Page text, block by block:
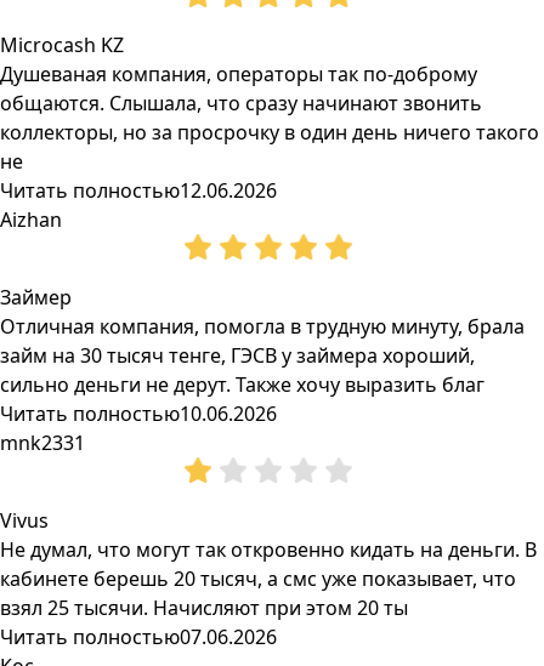
Microcash KZ
Душеваная компания, операторы так по-доброму
общаются. Слышала, что сразу начинают звонить
коллекторы, но за просрочку в один день ничего такого
не
Читать полностью12.06.2026
Aizhan
Займер
Отличная компания, помогла в трудную минуту, брала
займ на 30 тысяч тенге, ГЭСВ у займера хороший,
сильно деньги не дерут. Также хочу выразить благ
Читать полностью10.06.2026
mnk2331
Vivus
Не думал, что могут так откровенно кидать на деньги. В
кабинете берешь 20 тысяч, а смс уже показывает, что
взял 25 тысячи. Начисляют при этом 20 ты
Читать полностью07.06.2026